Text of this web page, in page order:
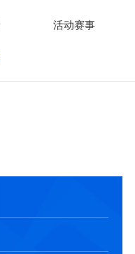
活动赛事